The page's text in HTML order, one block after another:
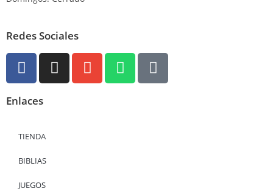
Redes Sociales
Enlaces
TIENDA
BIBLIAS
JUEGOS